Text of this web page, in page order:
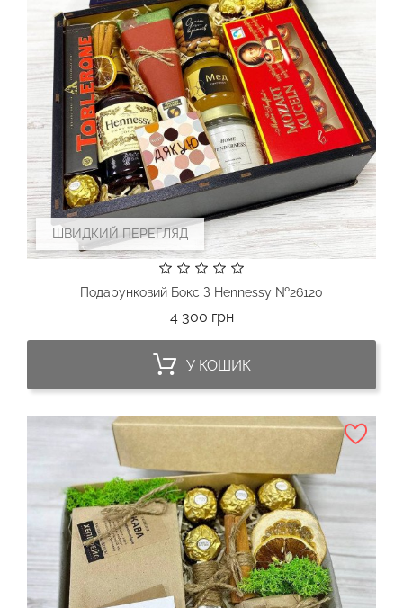
ШВИДКИЙ ПЕРЕГЛЯД
Подарунковий Бокс З Hennessy №26120
4 300 грнЦіна
У КОШИК